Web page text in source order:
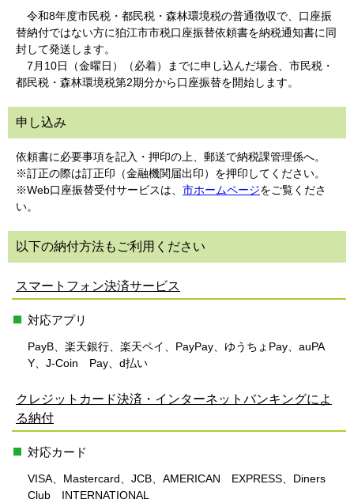
令和8年度市民税・都民税・森林環境税の普通徴収で、口座振
替納付ではない方に狛江市市税口座振替依頼書を納税通知書に同
封して発送します。
7月10日（金曜日）（必着）までに申し込んだ場合、市民税・
都民税・森林環境税第2期分から口座振替を開始します。
申し込み
依頼書に必要事項を記入・押印の上、郵送で納税課管理係へ。
※訂正の際は訂正印（金融機関届出印）を押印してください。
※Web口座振替受付サービスは、 市ホームページをご覧くださ
い。
以下の納付方法もご利用ください
スマートフォン決済サービス
対応アプリ
PayB、楽天銀行、楽天ペイ、PayPay、ゆうちょPay、auPA
Y、J-Coin Pay、d払い
クレジットカード決済・インターネットバンキングによ
る納付
対応カード
VISA、Mastercard、JCB、AMERICAN EXPRESS、Diners
Club INTERNATIONAL